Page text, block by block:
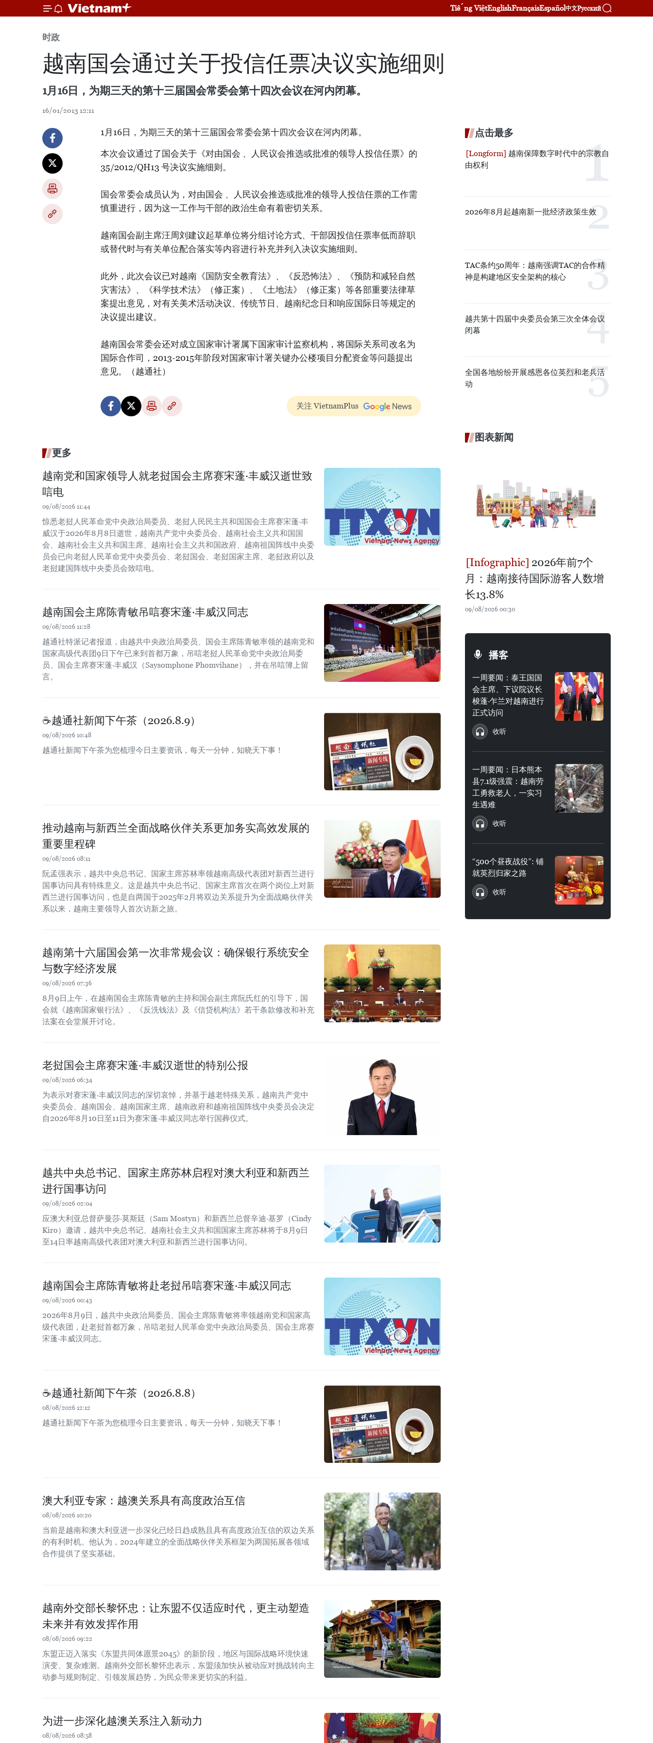
Tiếng ViệtEnglishFrançaisEspañol中文Русский
时政
越南国会通过关于投信任票决议实施细则
1月16日，为期三天的第十三届国会常委会第十四次会议在河内闭幕。
16/01/2013 12:11
1月16日，为期三天的第十三届国会常委会第十四次会议在河内闭幕。
本次会议通过了国会关于《对由国会 、人民议会推选或批准的领导人投信任票》的
35/2012/QH13 号决议实施细则。
国会常委会成员认为，对由国会 、人民议会推选或批准的领导人投信任票的工作需
慎重进行，因为这一工作与干部的政治生命有着密切关系。
越南国会副主席汪周刘建议起草单位将分组讨论方式、干部因投信任票率低而辞职
或替代时与有关单位配合落实等内容进行补充并列入决议实施细则。
此外，此次会议已对越南《国防安全教育法》、《反恐怖法》、《预防和减轻自然
灾害法》、《科学技术法》（修正案）、《土地法》（修正案）等各部重要法律草
案提出意见，对有关美术活动决议、传统节日、越南纪念日和响应国际日等规定的
决议提出建议。
越南国会常委会还对成立国家审计署属下国家审计监察机构，将国际关系司改名为
国际合作司，2013-2015年阶段对国家审计署关键办公楼项目分配资金等问题提出
意见。（越通社）
关注 VietnamPlus
更多
越南党和国家领导人就老挝国会主席赛宋蓬·丰威汉逝世致
唁电
09/08/2026 11:44
惊悉老挝人民革命党中央政治局委员、老挝人民民主共和国国会主席赛宋蓬·丰
威汉于2026年8月8日逝世，越南共产党中央委员会、越南社会主义共和国国
会、越南社会主义共和国主席、越南社会主义共和国政府、越南祖国阵线中央委
员会已向老挝人民革命党中央委员会、老挝国会、老挝国家主席、老挝政府以及
老挝建国阵线中央委员会致唁电。
越南国会主席陈青敏吊唁赛宋蓬·丰威汉同志
09/08/2026 11:28
越通社特派记者报道，由越共中央政治局委员、国会主席陈青敏率领的越南党和
国家高级代表团9日下午已来到首都万象，吊唁老挝人民革命党中央政治局委
员、国会主席赛宋蓬·丰威汉（Saysomphone Phomvihane），并在吊唁簿上留
言。
☕️越通社新闻下午茶（2026.8.9）
09/08/2026 10:48
越通社新闻下午茶为您梳理今日主要资讯，每天一分钟，知晓天下事！
推动越南与新西兰全面战略伙伴关系更加务实高效发展的
重要里程碑
09/08/2026 08:11
阮孟强表示，越共中央总书记、国家主席苏林率领越南高级代表团对新西兰进行
国事访问具有特殊意义。这是越共中央总书记、国家主席首次在两个岗位上对新
西兰进行国事访问，也是自两国于2025年2月将双边关系提升为全面战略伙伴关
系以来，越南主要领导人首次访新之旅。
越南第十六届国会第一次非常规会议：确保银行系统安全
与数字经济发展
09/08/2026 07:36
8月9日上午，在越南国会主席陈青敏的主持和国会副主席阮氏红的引导下，国
会就《越南国家银行法》、《反洗钱法》及《信贷机构法》若干条款修改和补充
法案在会堂展开讨论。
老挝国会主席赛宋蓬·丰威汉逝世的特别公报
09/08/2026 06:34
为表示对赛宋蓬·丰威汉同志的深切哀悼，并基于越老特殊关系，越南共产党中
央委员会、越南国会、越南国家主席、越南政府和越南祖国阵线中央委员会决定
自2026年8月10日至11日为赛宋蓬·丰威汉同志举行国葬仪式。
越共中央总书记、国家主席苏林启程对澳大利亚和新西兰
进行国事访问
09/08/2026 02:04
应澳大利亚总督萨曼莎·莫斯廷（Sam Mostyn）和新西兰总督辛迪·基罗（Cindy
Kiro）邀请，越共中央总书记、越南社会主义共和国国家主席苏林将于8月9日
至14日率越南高级代表团对澳大利亚和新西兰进行国事访问。
越南国会主席陈青敏将赴老挝吊唁赛宋蓬·丰威汉同志
09/08/2026 00:43
2026年8月9日，越共中央政治局委员、国会主席陈青敏将率领越南党和国家高
级代表团，赴老挝首都万象，吊唁老挝人民革命党中央政治局委员、国会主席赛
宋蓬·丰威汉同志。
☕️越通社新闻下午茶（2026.8.8）
08/08/2026 12:12
越通社新闻下午茶为您梳理今日主要资讯，每天一分钟，知晓天下事！
澳大利亚专家：越澳关系具有高度政治互信
08/08/2026 10:20
当前是越南和澳大利亚进一步深化已经日趋成熟且具有高度政治互信的双边关系
的有利时机。他认为，2024年建立的全面战略伙伴关系框架为两国拓展各领域
合作提供了坚实基础。
越南外交部长黎怀忠：让东盟不仅适应时代，更主动塑造
未来并有效发挥作用
08/08/2026 09:22
东盟正迈入落实《东盟共同体愿景2045》的新阶段，地区与国际战略环境快速
演变、复杂难测。越南外交部长黎怀忠表示，东盟须加快从被动应对挑战转向主
动参与规则制定、引领发展趋势，为民众带来更切实的利益。
为进一步深化越澳关系注入新动力
08/08/2026 08:58
点击最多
越南保障数字时代中的宗教自
由权利
2026年8月起越南新一批经济政策生效
TAC条约50周年：越南强调TAC的合作精
神是构建地区安全架构的核心
越共第十四届中央委员会第三次全体会议
闭幕
全国各地纷纷开展感恩各位英烈和老兵活
动
图表新闻
2026年前7个
月：越南接待国际游客人数增
长13.8%
09/08/2026 00:30
播客
一周要闻：泰王国国
会主席、下议院议长
梭蓬·乍兰对越南进行
正式访问
收听
一周要闻：日本熊本
县7.1级强震：越南劳
工勇救老人，一实习
生遇难
收听
“500个昼夜战役”: 铺
就英烈归家之路
收听